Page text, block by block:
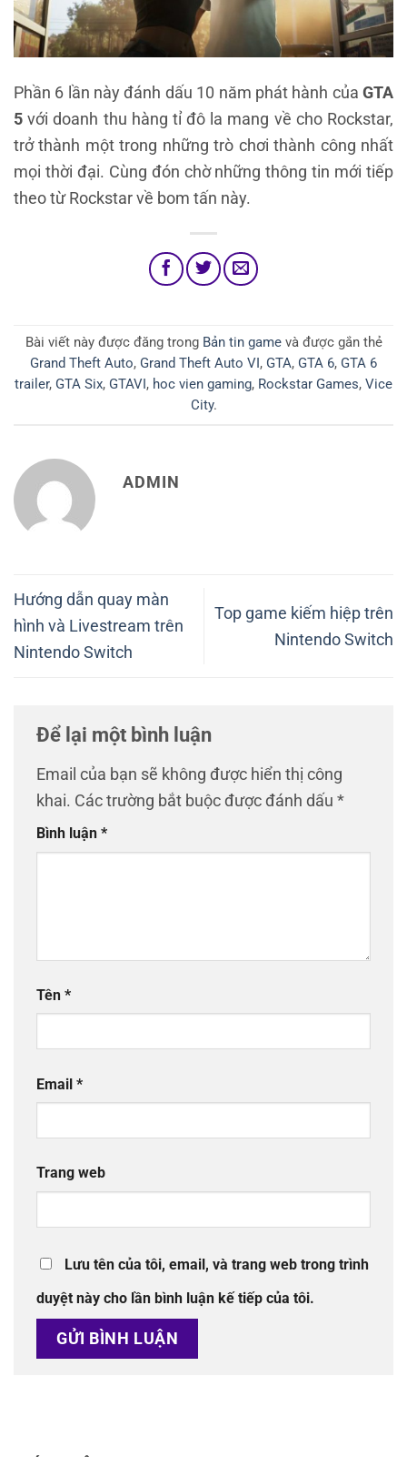
Phần 6 lần này đánh dấu 10 năm phát hành của GTA
5 với doanh thu hàng tỉ đô la mang về cho Rockstar,
trở thành một trong những trò chơi thành công nhất
mọi thời đại. Cùng đón chờ những thông tin mới tiếp
theo từ Rockstar về bom tấn này.
Bài viết này được đăng trong Bản tin gamevà được gắn thẻ
Grand Theft Auto, Grand Theft Auto VI, GTA, GTA 6, GTA 6
trailer, GTA Six, GTAVI, hoc vien gaming, Rockstar Games, Vice
City.
ADMIN
Hướng dẫn quay màn
hình và Livestream trên
Nintendo Switch
Top game kiếm hiệp trên
Nintendo Switch
Để lại một bình luận
Email của bạn sẽ không được hiển thị công
khai. Các trường bắt buộc được đánh dấu *
Bình luận *
Tên *
Email *
Trang web
Lưu tên của tôi, email, và trang web trong trình
duyệt này cho lần bình luận kế tiếp của tôi.